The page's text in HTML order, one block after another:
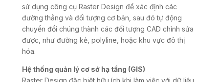
sử dụng công cụ Raster Design để xác định các
đường thẳng và đối tượng cơ bản, sau đó tự động
chuyển đổi chúng thành các đối tượng CAD chỉnh sửa
được, như đường kẻ, polyline, hoặc khu vực đô thị
hóa.
Hệ thống quản lý cơ sở hạ tầng (GIS)
Raster Design đặc biệt hữu ích khi làm việc với dữ liệu